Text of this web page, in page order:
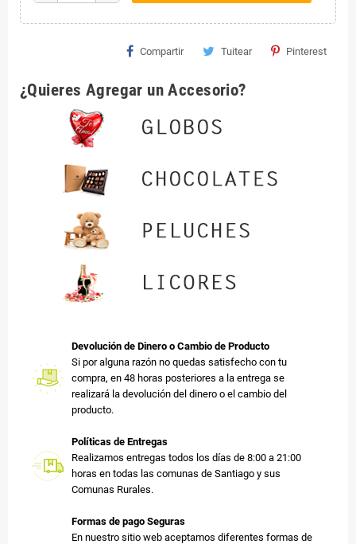
Compartir Tuitear Pinterest
¿Quieres Agregar un Accesorio?
Devolución de Dinero o Cambio de Producto
Si por alguna razón no quedas satisfecho con tu
compra, en 48 horas posteriores a la entrega se
realizará la devolución del dinero o el cambio del
producto.
Políticas de Entregas
Realizamos entregas todos los días de 8:00 a 21:00
horas en todas las comunas de Santiago y sus
Comunas Rurales.
Formas de pago Seguras
En nuestro sitio web aceptamos diferentes formas de